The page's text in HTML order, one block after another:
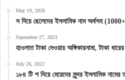
May 19, 2026
স দিয়ে ছেলেদের ইসলামিক নাম অর্থসহ
September 27, 2023
হাওলাত টাকা দেওয়ার অঙ্গিকারনামা, টাকা
July 26, 2022
১৮৪ টি শ দিয়ে মেয়েদের সুন্দর ইসলামিক নামের